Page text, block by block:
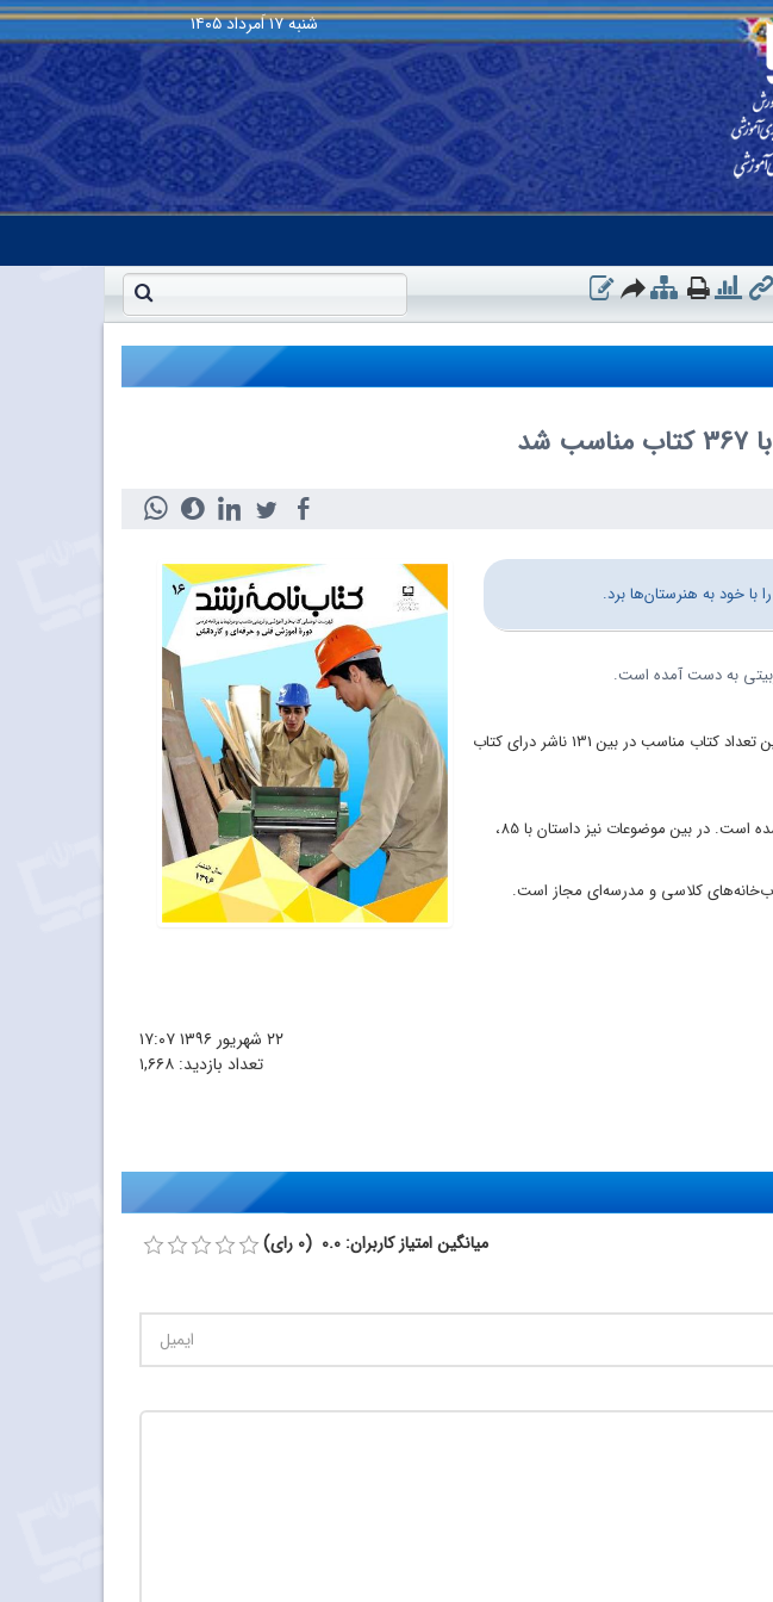
شنبه۱۷ اَمرداد ۱۴۰۵
شد
15 عنوان، از بیش‌ترین تعداد کتاب مناسب در بین 131 ناشر درای کتاب
در بین موضوعات نیز داستان با 85،
کلاسی و مدرسه‌ای مجاز است.
۲۲ شهریور ۱۳۹۶
۱۷:۰۷
تعداد بازدید: ۱,۶۶۸
میانگین امتیاز کاربران: 0.0 (0 رای)